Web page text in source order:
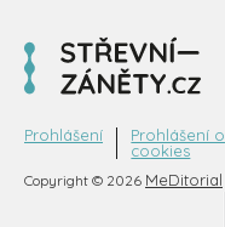
Copyright © 2026 MeDitorial
Prohlášení
Prohlášení o
cookies